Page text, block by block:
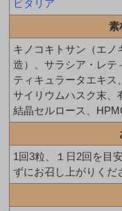
ビタリア
素
キノコキトサン（エノ
造）、サラシア・レテ
ティキュラータエキス
サイリウムハスク末、
結晶セルロース、
1回3粒、１日2回を目
ずにお召し上がりくだ